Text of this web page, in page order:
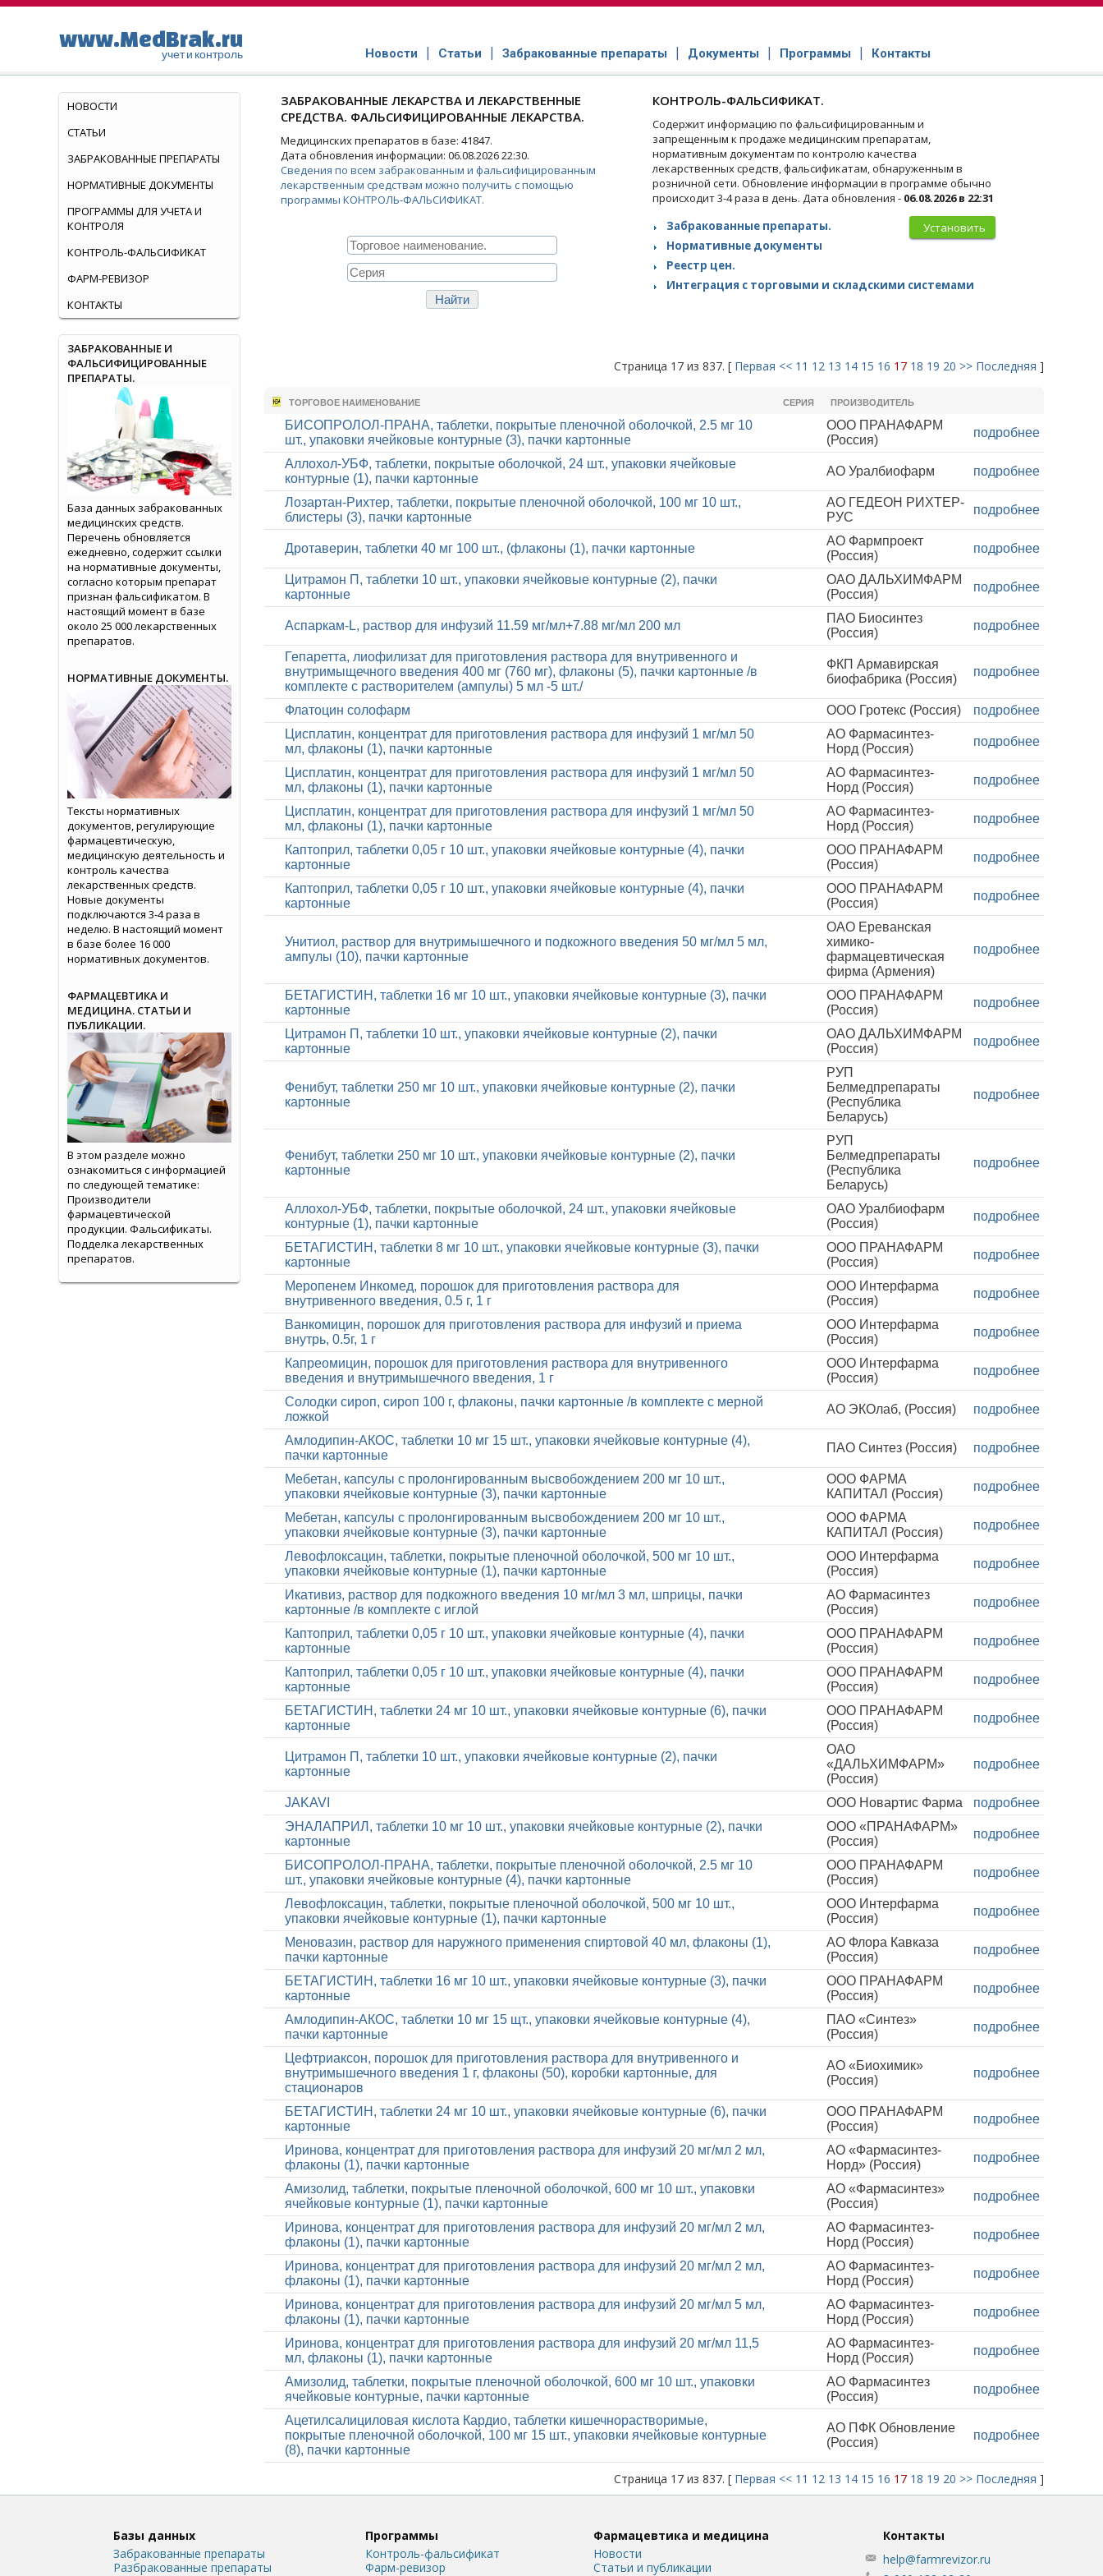
www.MedBrak.ru
учет и контроль Новости Статьи Забракованные препараты Документы Программы Контакты
ЗАБРАКОВАННЫЕ ЛЕКАРСТВА И ЛЕКАРСТВЕННЫЕ
СРЕДСТВА. ФАЛЬСИФИЦИРОВАННЫЕ ЛЕКАРСТВА.
Медицинских препаратов в базе: 41847.
Дата обновления информации: 06.08.2026 22:30.
Сведения по всем забракованным и фальсифицированным
лекарственным средствам можно получить с помощью
программы КОНТРОЛЬ-ФАЛЬСИФИКАТ.
КОНТРОЛЬ-ФАЛЬСИФИКАТ.
Содержит информацию по фальсифицированным и
запрещенным к продаже медицинским препаратам,
нормативным документам по контролю качества
лекарственных средств, фальсификатам, обнаруженным в
розничной сети. Обновление информации в программе обычно
происходит 3-4 раза в день. Дата обновления - 06.08.2026 в 22:31
Установить
Забракованные препараты.
Нормативные документы
Реестр цен.
Интеграция с торговыми и складскими системами
Страница 17 из 837. [ Первая << 11 12 13 14 15 16 17 18 19 20 >> Последняя ]
ТОРГОВОЕ НАИМЕНОВАНИЕ СЕРИЯ ПРОИЗВОДИТЕЛЬ
БИСОПРОЛОЛ-ПРАНА, таблетки, покрытые пленочной оболочкой, 2.5 мг 10
шт., упаковки ячейковые контурные (3), пачки картонные
ООО ПРАНАФАРМ
(Россия)
подробнее
Аллохол-УБФ, таблетки, покрытые оболочкой, 24 шт., упаковки ячейковые
контурные (1), пачки картонные
АО Уралбиофарм подробнее
Лозартан-Рихтер, таблетки, покрытые пленочной оболочкой, 100 мг 10 шт.,
блистеры (3), пачки картонные
АО ГЕДЕОН РИХТЕР-
РУС
подробнее
Дротаверин, таблетки 40 мг 100 шт., (флаконы (1), пачки картонные
АО Фармпроект
(Россия)
подробнее
Цитрамон П, таблетки 10 шт., упаковки ячейковые контурные (2), пачки
картонные
ОАО ДАЛЬХИМФАРМ
(Россия)
подробнее
Аспаркам-L, раствор для инфузий 11.59 мг/мл+7.88 мг/мл 200 мл
ПАО Биосинтез
(Россия)
подробнее
Гепаретта, лиофилизат для приготовления раствора для внутривенного и
внутримыщечного введения 400 мг (760 мг), флаконы (5), пачки картонные /в
комплекте с растворителем (ампулы) 5 мл -5 шт./
ФКП Армавирская
биофабрика (Россия)
подробнее
Флатоцин солофарм ООО Гротекс (Россия)
подробнее
Цисплатин, концентрат для приготовления раствора для инфузий 1 мг/мл 50
мл, флаконы (1), пачки картонные
АО Фармасинтез-
Норд (Россия)
подробнее
Цисплатин, концентрат для приготовления раствора для инфузий 1 мг/мл 50
мл, флаконы (1), пачки картонные
АО Фармасинтез-
Норд (Россия)
подробнее
Цисплатин, концентрат для приготовления раствора для инфузий 1 мг/мл 50
мл, флаконы (1), пачки картонные
АО Фармасинтез-
Норд (Россия)
подробнее
Каптоприл, таблетки 0,05 г 10 шт., упаковки ячейковые контурные (4), пачки
картонные
ООО ПРАНАФАРМ
(Россия)
подробнее
Каптоприл, таблетки 0,05 г 10 шт., упаковки ячейковые контурные (4), пачки
картонные
ООО ПРАНАФАРМ
(Россия)
подробнее
Унитиол, раствор для внутримышечного и подкожного введения 50 мг/мл 5 мл,
ампулы (10), пачки картонные
ОАО Ереванская
химико-
фармацевтическая
фирма (Армения)
подробнее
БЕТАГИСТИН, таблетки 16 мг 10 шт., упаковки ячейковые контурные (3), пачки
картонные
ООО ПРАНАФАРМ
(Россия)
подробнее
Цитрамон П, таблетки 10 шт., упаковки ячейковые контурные (2), пачки
картонные
ОАО ДАЛЬХИМФАРМ
(Россия)
подробнее
Фенибут, таблетки 250 мг 10 шт., упаковки ячейковые контурные (2), пачки
картонные
РУП
Белмедпрепараты
(Республика
Беларусь)
подробнее
Фенибут, таблетки 250 мг 10 шт., упаковки ячейковые контурные (2), пачки
картонные
РУП
Белмедпрепараты
(Республика
Беларусь)
подробнее
Аллохол-УБФ, таблетки, покрытые оболочкой, 24 шт., упаковки ячейковые
контурные (1), пачки картонные
ОАО Уралбиофарм
(Россия)
подробнее
БЕТАГИСТИН, таблетки 8 мг 10 шт., упаковки ячейковые контурные (3), пачки
картонные
ООО ПРАНАФАРМ
(Россия)
подробнее
Меропенем Инкомед, порошок для приготовления раствора для
внутривенного введения, 0.5 г, 1 г
ООО Интерфарма
(Россия)
подробнее
Ванкомицин, порошок для приготовления раствора для инфузий и приема
внутрь, 0.5г, 1 г
ООО Интерфарма
(Россия)
подробнее
Капреомицин, порошок для приготовления раствора для внутривенного
введения и внутримышечного введения, 1 г
ООО Интерфарма
(Россия)
подробнее
Солодки сироп, сироп 100 г, флаконы, пачки картонные /в комплекте с мерной
ложкой
АО ЭКОлаб, (Россия) подробнее
Амлодипин-АКОС, таблетки 10 мг 15 шт., упаковки ячейковые контурные (4),
пачки картонные
ПАО Синтез (Россия) подробнее
Мебетан, капсулы с пролонгированным высвобождением 200 мг 10 шт.,
упаковки ячейковые контурные (3), пачки картонные
ООО ФАРМА
КАПИТАЛ (Россия)
подробнее
Мебетан, капсулы с пролонгированным высвобождением 200 мг 10 шт.,
упаковки ячейковые контурные (3), пачки картонные
ООО ФАРМА
КАПИТАЛ (Россия)
подробнее
Левофлоксацин, таблетки, покрытые пленочной оболочкой, 500 мг 10 шт.,
упаковки ячейковые контурные (1), пачки картонные
ООО Интерфарма
(Россия)
подробнее
Икативиз, раствор для подкожного введения 10 мг/мл 3 мл, шприцы, пачки
картонные /в комплекте с иглой
АО Фармасинтез
(Россия)
подробнее
Каптоприл, таблетки 0,05 г 10 шт., упаковки ячейковые контурные (4), пачки
картонные
ООО ПРАНАФАРМ
(Россия)
подробнее
Каптоприл, таблетки 0,05 г 10 шт., упаковки ячейковые контурные (4), пачки
картонные
ООО ПРАНАФАРМ
(Россия)
подробнее
БЕТАГИСТИН, таблетки 24 мг 10 шт., упаковки ячейковые контурные (6), пачки
картонные
ООО ПРАНАФАРМ
(Россия)
подробнее
Цитрамон П, таблетки 10 шт., упаковки ячейковые контурные (2), пачки
картонные
ОАО
«ДАЛЬХИМФАРМ»
(Россия)
подробнее
JAKAVI ООО Новартис Фарма
подробнее
ЭНАЛАПРИЛ, таблетки 10 мг 10 шт., упаковки ячейковые контурные (2), пачки
картонные
ООО «ПРАНАФАРМ»
(Россия)
подробнее
БИСОПРОЛОЛ-ПРАНА, таблетки, покрытые пленочной оболочкой, 2.5 мг 10
шт., упаковки ячейковые контурные (4), пачки картонные
ООО ПРАНАФАРМ
(Россия)
подробнее
Левофлоксацин, таблетки, покрытые пленочной оболочкой, 500 мг 10 шт.,
упаковки ячейковые контурные (1), пачки картонные
ООО Интерфарма
(Россия)
подробнее
Меновазин, раствор для наружного применения спиртовой 40 мл, флаконы (1),
пачки картонные
АО Флора Кавказа
(Россия)
подробнее
БЕТАГИСТИН, таблетки 16 мг 10 шт., упаковки ячейковые контурные (3), пачки
картонные
ООО ПРАНАФАРМ
(Россия)
подробнее
Амлодипин-АКОС, таблетки 10 мг 15 щт., упаковки ячейковые контурные (4),
пачки картонные
ПАО «Синтез»
(Россия)
подробнее
Цефтриаксон, порошок для приготовления раствора для внутривенного и
внутримышечного введения 1 г, флаконы (50), коробки картонные, для
стационаров
АО «Биохимик»
(Россия)
подробнее
БЕТАГИСТИН, таблетки 24 мг 10 шт., упаковки ячейковые контурные (6), пачки
картонные
ООО ПРАНАФАРМ
(Россия)
подробнее
Иринова, концентрат для приготовления раствора для инфузий 20 мг/мл 2 мл,
флаконы (1), пачки картонные
АО «Фармасинтез-
Норд» (Россия)
подробнее
Амизолид, таблетки, покрытые пленочной оболочкой, 600 мг 10 шт., упаковки
ячейковые контурные (1), пачки картонные
АО «Фармасинтез»
(Россия)
подробнее
Иринова, концентрат для приготовления раствора для инфузий 20 мг/мл 2 мл,
флаконы (1), пачки картонные
АО Фармасинтез-
Норд (Россия)
подробнее
Иринова, концентрат для приготовления раствора для инфузий 20 мг/мл 2 мл,
флаконы (1), пачки картонные
АО Фармасинтез-
Норд (Россия)
подробнее
Иринова, концентрат для приготовления раствора для инфузий 20 мг/мл 5 мл,
флаконы (1), пачки картонные
АО Фармасинтез-
Норд (Россия)
подробнее
Иринова, концентрат для приготовления раствора для инфузий 20 мг/мл 11,5
мл, флаконы (1), пачки картонные
АО Фармасинтез-
Норд (Россия)
подробнее
Амизолид, таблетки, покрытые пленочной оболочкой, 600 мг 10 шт., упаковки
ячейковые контурные, пачки картонные
АО Фармасинтез
(Россия)
подробнее
Ацетилсалициловая кислота Кардио, таблетки кишечнорастворимые,
покрытые пленочной оболочкой, 100 мг 15 шт., упаковки ячейковые контурные
(8), пачки картонные
АО ПФК Обновление
(Россия)
подробнее
Страница 17 из 837. [ Первая << 11 12 13 14 15 16 17 18 19 20 >> Последняя ]
НОВОСТИ
СТАТЬИ
ЗАБРАКОВАННЫЕ ПРЕПАРАТЫ
НОРМАТИВНЫЕ ДОКУМЕНТЫ
ПРОГРАММЫ ДЛЯ УЧЕТА И
КОНТРОЛЯ
КОНТРОЛЬ-ФАЛЬСИФИКАТ
ФАРМ-РЕВИЗОР
КОНТАКТЫ
ЗАБРАКОВАННЫЕ И
ФАЛЬСИФИЦИРОВАННЫЕ
ПРЕПАРАТЫ.
База данных забракованных
медицинских средств.
Перечень обновляется
ежедневно, содержит ссылки
на нормативные документы,
согласно которым препарат
признан фальсификатом. В
настоящий момент в базе
около 25 000 лекарственных
препаратов.
НОРМАТИВНЫЕ ДОКУМЕНТЫ.
Тексты нормативных
документов, регулирующие
фармацевтическую,
медицинскую деятельность и
контроль качества
лекарственных средств.
Новые документы
подключаются 3-4 раза в
неделю. В настоящий момент
в базе более 16 000
нормативных документов.
ФАРМАЦЕВТИКА И
МЕДИЦИНА. СТАТЬИ И
ПУБЛИКАЦИИ.
В этом разделе можно
ознакомиться с информацией
по следующей тематике:
Производители
фармацевтической
продукции. Фальсификаты.
Подделка лекарственных
препаратов.
Базы данных
Забракованные препараты
Разбракованные препараты
Программы
Контроль-фальсификат
Фарм-ревизор
Фармацевтика и медицина
Новости
Статьи и публикации
Контакты
help@farmrevizor.ru